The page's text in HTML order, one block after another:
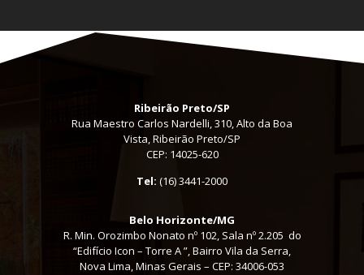
Ribeirão Preto/SP
Rua Maestro Carlos Nardelli, 310, Alto da Boa
Vista, Ribeirão Preto/SP
CEP: 14025-620
Tel: (16) 3441-2000
Belo Horizonte/MG
R. Min. Orozimbo Nonato nº 102, Sala nº 2.205 do
“Edifício Icon – Torre A ”, Bairro Vila da Serra,
Nova Lima, Minas Gerais – CEP: 34006-053